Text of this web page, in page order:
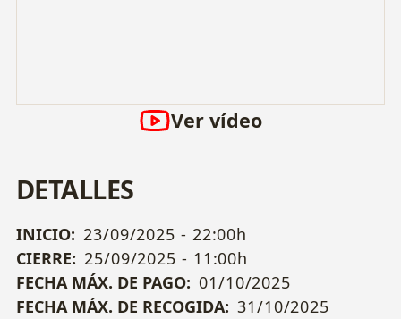
Ver vídeo
DETALLES
INICIO: 23/09/2025 - 22:00h
CIERRE: 25/09/2025 - 11:00h
FECHA MÁX. DE PAGO: 01/10/2025
FECHA MÁX. DE RECOGIDA: 31/10/2025